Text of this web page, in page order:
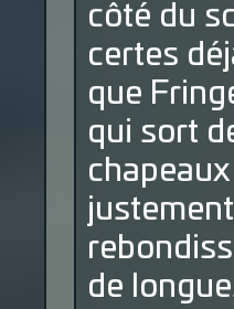
côté du
certes
que
qui sort
de